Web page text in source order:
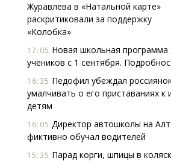
Журавлева в «Натальной карте»
раскритиковали за поддержку
«Колобка»
17:05 Новая школьная программа
учеников с 1 сентября.
16:35 Педофил убеждал
умалчивать о его приставаниях к
детям
16:05 Директор автошколы на
фиктивно обучал водителей
15:35 Парад корги, шпицы в